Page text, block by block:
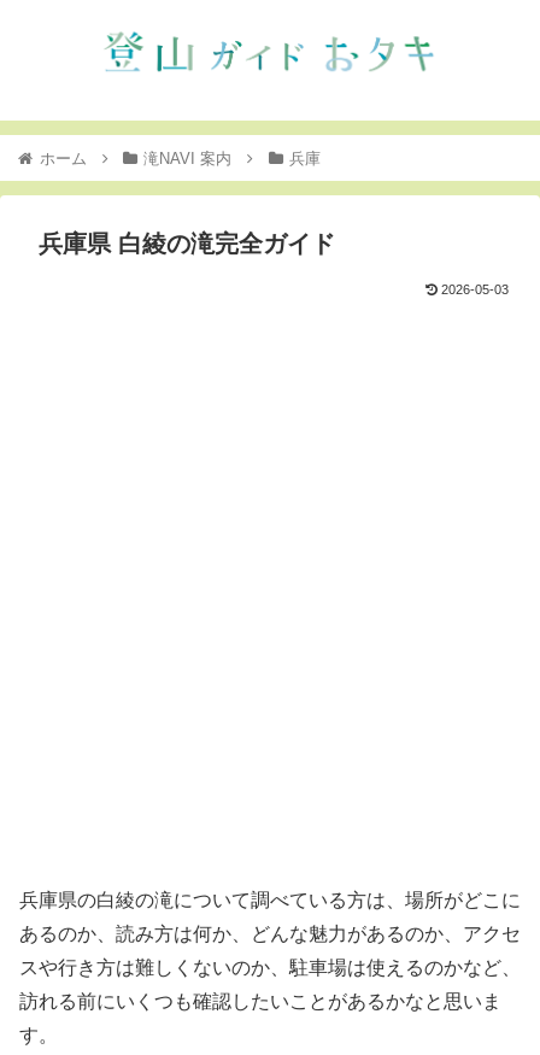
ホーム 滝NAVI 案内 兵庫
兵庫県 白綾の滝完全ガイド
2026-05-03
兵庫県の白綾の滝について調べている方は、場所がどこに
あるのか、読み方は何か、どんな魅力があるのか、アクセ
スや行き方は難しくないのか、駐車場は使えるのかなど、
訪れる前にいくつも確認したいことがあるかなと思いま
す。